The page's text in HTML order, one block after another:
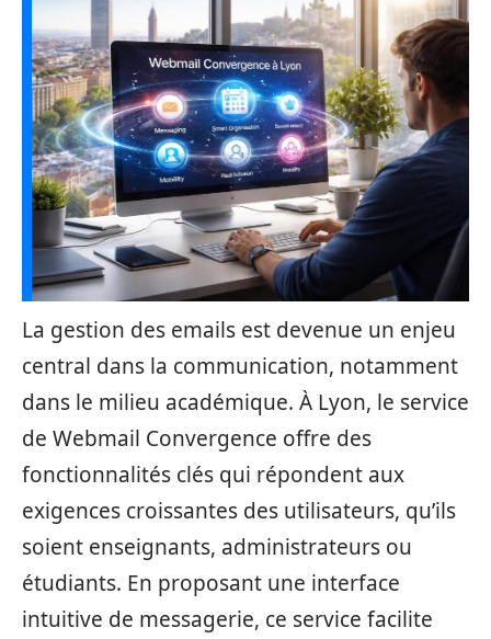
La gestion des emails est devenue un enjeu
central dans la communication, notamment
dans le milieu académique. À Lyon, le service
de Webmail Convergence offre des
fonctionnalités clés qui répondent aux
exigences croissantes des utilisateurs, qu’ils
soient enseignants, administrateurs ou
étudiants. En proposant une interface
intuitive de messagerie, ce service facilite